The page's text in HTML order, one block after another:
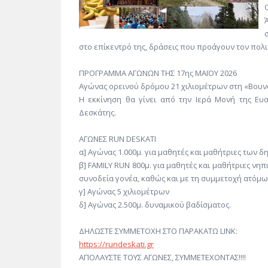
στο επίκεντρό της, δράσεις που προάγουν τον
ΠΡΟΓΡΑΜΜΑ ΑΓΩΝΩΝ ΤΗΣ 17ης ΜΑΪΟΥ 2026
Αγώνας ορεινού δρόμου 21 χιλιομέτρων στη
Η εκκίνηση θα γίνει από την Ιερά Μονή της
Δεσκάτης.
ΑΓΩΝΕΣ RUN DESKATI
α] Αγώνας 1.000μ. για μαθητές και μαθήτριες των
β] FAMILY RUN 800μ. για μαθητές και μαθήτριες
συνοδεία γονέα, καθώς και με τη συμμετοχή
γ] Αγώνας 5 χιλιομέτρων
δ] Αγώνας 2.500μ. δυναμικού βαδίσματος.
ΔΗΛΩΣΤΕ ΣΥΜΜΕΤΟΧΗ ΣΤΟ ΠΑΡΑΚΑΤΩ LINK:
https://rundeskati.gr
ΑΠΟΛΑΥΣΤΕ ΤΟΥΣ ΑΓΩΝΕΣ, ΣΥΜΜΕΤΕΧΟΝΤΑΣ!!!!